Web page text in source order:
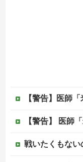
【警告】医師「米国では”ヘ
【警告】 医師「米国では”
戦いたくもないの